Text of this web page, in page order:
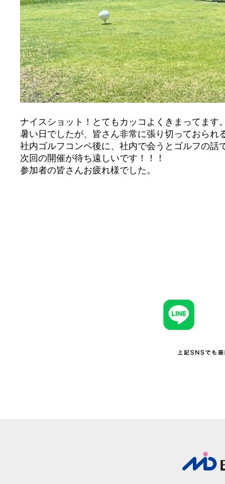
ナイスショット！とてもカッコよくきまってます
暑い日でしたが、皆さん非常に張り切っておられ
社内ゴルフコンペ後に、社内で会うとゴルフの
次回の開催が待ち遠しいです！！！
参加者の皆さんお疲れ様でした。